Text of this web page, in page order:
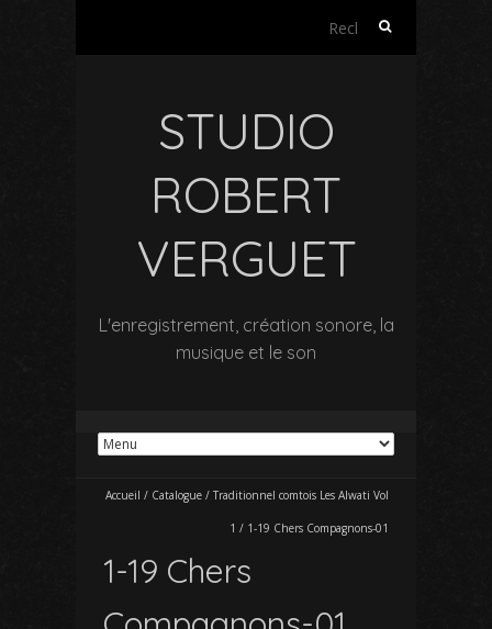
Rechercher :
STUDIO
ROBERT
VERGUET
L'enregistrement, création sonore, la
musique et le son
Accueil / Catalogue / Traditionnel comtois Les Alwati Vol
1 / 1-19 Chers Compagnons-01
1-19 Chers